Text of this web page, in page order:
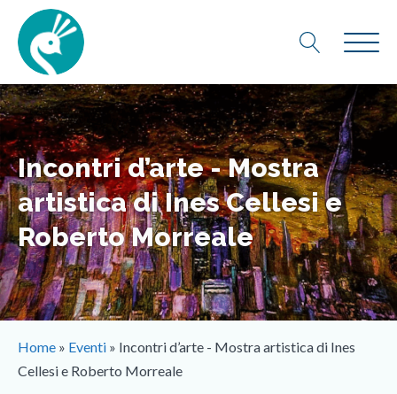
Incontri d’arte - Mostra
artistica di Ines Cellesi e
Roberto Morreale
Home » Eventi » Incontri d’arte - Mostra artistica di Ines
Cellesi e Roberto Morreale